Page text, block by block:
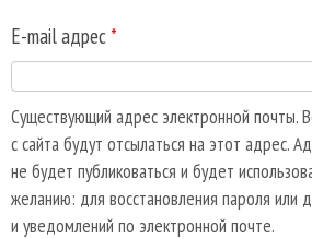
E-mail адрес *
Существующий адрес электронной почты.
с сайта будут отсылаться на этот адрес.
не будет публиковаться и будет
желанию: для восстановления пароля или
и уведомлений по электронной почте.